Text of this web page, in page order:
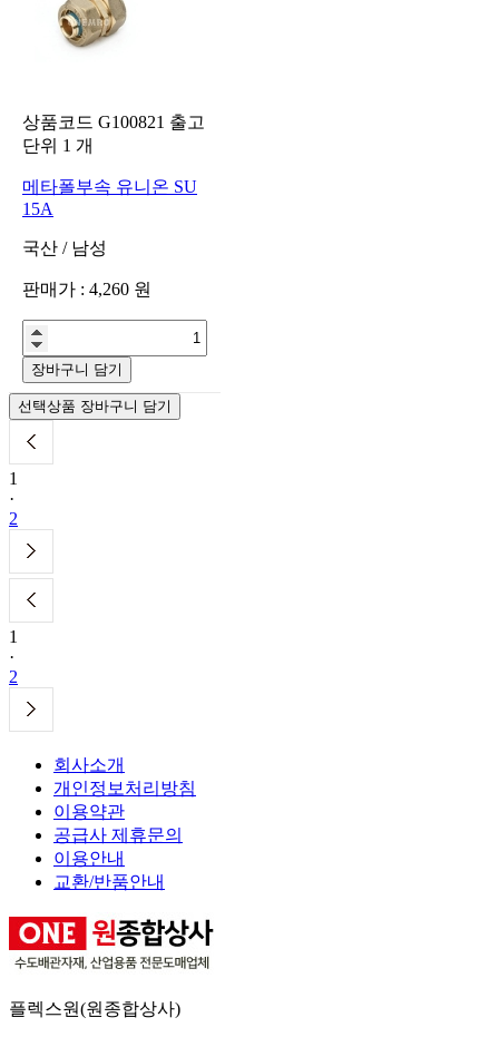
상품코드 G100821 출고
단위 1 개
메타폴부속 유니온 SU
15A
국산 / 남성
판매가 : 4,260 원
장바구니 담기
선택상품 장바구니 담기
1
·
2
1
·
2
회사소개
개인정보처리방침
이용약관
공급사 제휴문의
이용안내
교환/반품안내
플렉스원(원종합상사)